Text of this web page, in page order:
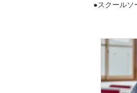
●スクールソ